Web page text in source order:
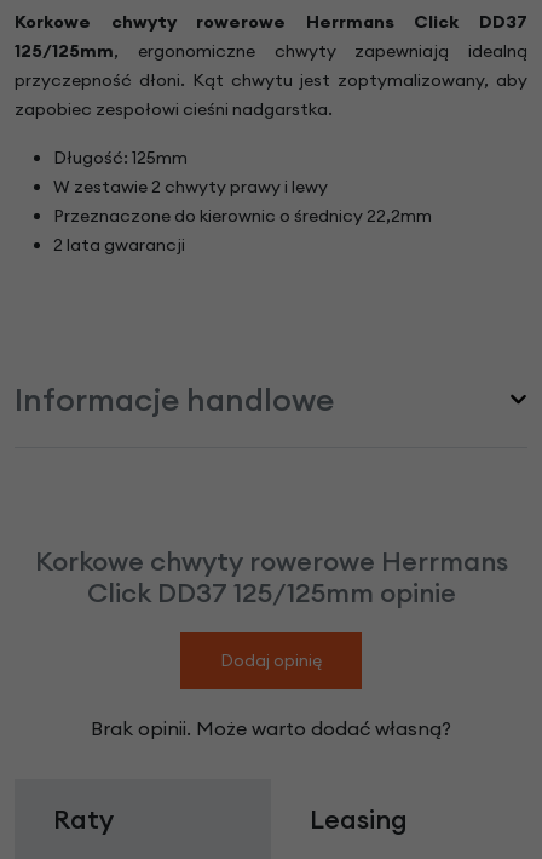
Korkowe chwyty rowerowe Herrmans Click DD37
125/125mm, ergonomiczne chwyty zapewniają idealną
przyczepność dłoni. Kąt chwytu jest zoptymalizowany, aby
zapobiec zespołowi cieśni nadgarstka.
Długość: 125mm
W zestawie 2 chwyty prawy i lewy
Przeznaczone do kierownic o średnicy 22,2mm
2 lata gwarancji
Informacje handlowe
Korkowe chwyty rowerowe Herrmans
Click DD37 125/125mm opinie
Dodaj opinię
Brak opinii. Może warto dodać własną?
Raty Leasing